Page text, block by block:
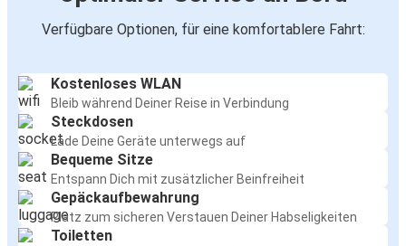
Verfügbare Optionen, für eine komfortablere Fahrt:
Kostenloses WLAN
Bleib während Deiner Reise in Verbindung
Steckdosen
Lade Deine Geräte unterwegs auf
Bequeme Sitze
Entspann Dich mit zusätzlicher Beinfreiheit
Gepäckaufbewahrung
Platz zum sicheren Verstauen Deiner Habseligkeiten
Toiletten